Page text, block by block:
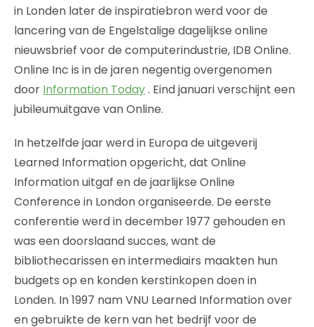
in Londen later de inspiratiebron werd voor de
lancering van de Engelstalige dagelijkse online
nieuwsbrief voor de computerindustrie, IDB Online.
Online Inc is in de jaren negentig overgenomen
door Information Today. Eind januari verschijnt een
jubileumuitgave van Online.
In hetzelfde jaar werd in Europa de uitgeverij
Learned Information opgericht, dat Online
Information uitgaf en de jaarlijkse Online
Conference in London organiseerde. De eerste
conferentie werd in december 1977 gehouden en
was een doorslaand succes, want de
bibliothecarissen en intermediairs maakten hun
budgets op en konden kerstinkopen doen in
Londen. In 1997 nam VNU Learned Information over
en gebruikte de kern van het bedrijf voor de